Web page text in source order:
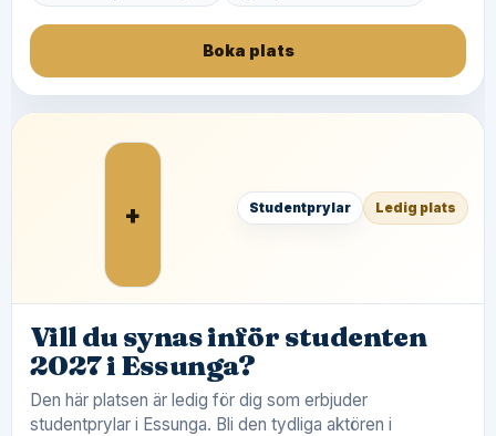
Boka plats
+ Studentprylar Ledig plats
Vill du synas inför studenten
2027 i Essunga?
Den här platsen är ledig för dig som erbjuder
studentprylar i Essunga. Bli den tydliga aktören i